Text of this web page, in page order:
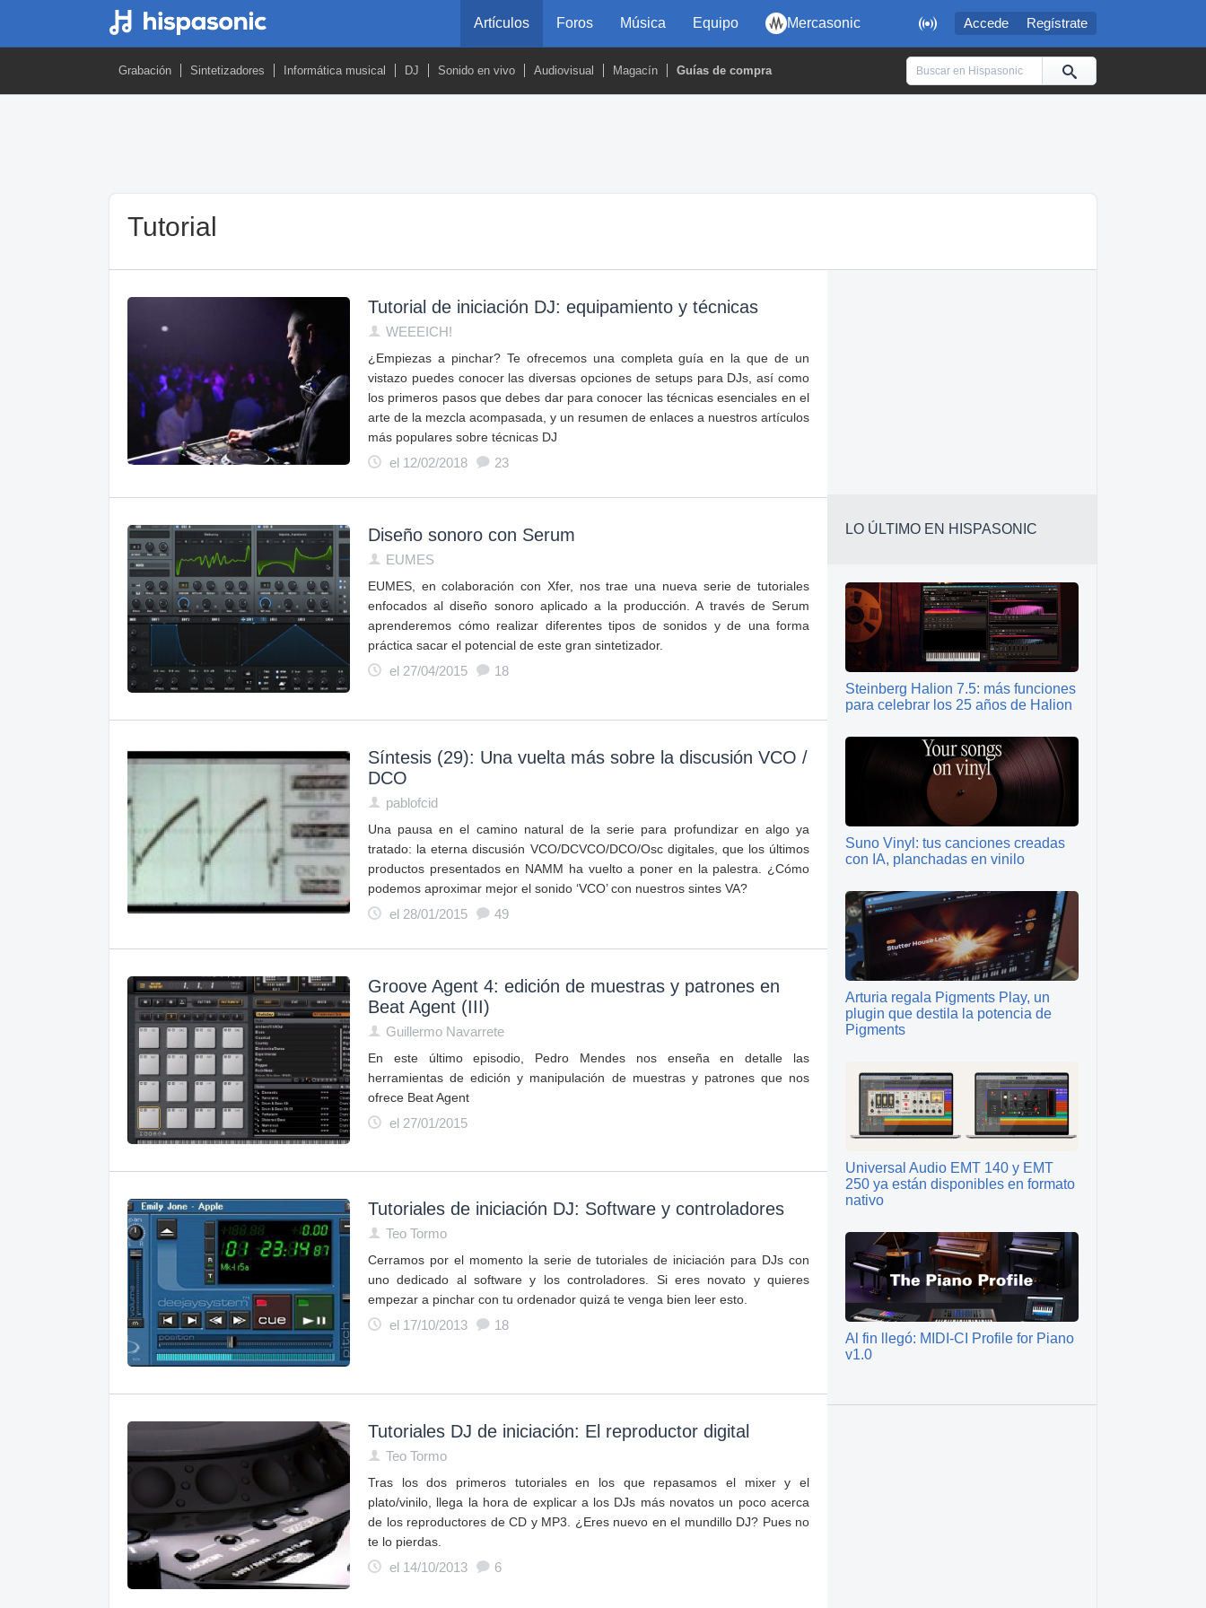
 Accede Regístrate
Artículos Foros Música Equipo Mercasonic
Grabación Sintetizadores Informática musical DJ Sonido en vivo Audiovisual Magacín Guías de compra
Tutorial
Tutorial de iniciación DJ: equipamiento y técnicas
WEEEICH!
¿Empiezas a pinchar? Te ofrecemos una completa guía en la que de un
vistazo puedes conocer las diversas opciones de setups para DJs, así como
los primeros pasos que debes dar para conocer las técnicas esenciales en el
arte de la mezcla acompasada, y un resumen de enlaces a nuestros artículos
más populares sobre técnicas DJ
el 12/02/2018
23
Diseño sonoro con Serum
EUMES
EUMES, en colaboración con Xfer, nos trae una nueva serie de tutoriales
enfocados al diseño sonoro aplicado a la producción. A través de Serum
aprenderemos cómo realizar diferentes tipos de sonidos y de una forma
práctica sacar el potencial de este gran sintetizador.
el 27/04/2015
18
Síntesis (29): Una vuelta más sobre la discusión VCO /
DCO
pablofcid
Una pausa en el camino natural de la serie para profundizar en algo ya
tratado: la eterna discusión VCO/DCVCO/DCO/Osc digitales, que los últimos
productos presentados en NAMM ha vuelto a poner en la palestra. ¿Cómo
podemos aproximar mejor el sonido ‘VCO’ con nuestros sintes VA?
el 28/01/2015
49
Groove Agent 4: edición de muestras y patrones en
Beat Agent (III)
Guillermo Navarrete
En este último episodio, Pedro Mendes nos enseña en detalle las
herramientas de edición y manipulación de muestras y patrones que nos
ofrece Beat Agent
el 27/01/2015
Tutoriales de iniciación DJ: Software y controladores
Teo Tormo
Cerramos por el momento la serie de tutoriales de iniciación para DJs con
uno dedicado al software y los controladores. Si eres novato y quieres
empezar a pinchar con tu ordenador quizá te venga bien leer esto.
el 17/10/2013
18
Tutoriales DJ de iniciación: El reproductor digital
Teo Tormo
Tras los dos primeros tutoriales en los que repasamos el mixer y el
plato/vinilo, llega la hora de explicar a los DJs más novatos un poco acerca
de los reproductores de CD y MP3. ¿Eres nuevo en el mundillo DJ? Pues no
te lo pierdas.
el 14/10/2013
6
LO ÚLTIMO EN HISPASONIC
Steinberg Halion 7.5: más funciones
para celebrar los 25 años de Halion
Suno Vinyl: tus canciones creadas
con IA, planchadas en vinilo
Arturia regala Pigments Play, un
plugin que destila la potencia de
Pigments
Universal Audio EMT 140 y EMT
250 ya están disponibles en formato
nativo
Al fin llegó: MIDI-CI Profile for Piano
v1.0